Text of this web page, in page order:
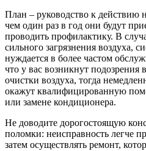
План – руководство к действию
чем один раз в год они будут
проводить профилактику. В
сильного загрязнения воздуха,
нуждается в более частом
что у вас возникнут подозрения
очистки воздуха, тогда
окажут квалифицированную
или замене кондиционера.
Не доводите дорогостоящую
поломки: неисправность легче
затем осуществлять ремонт,